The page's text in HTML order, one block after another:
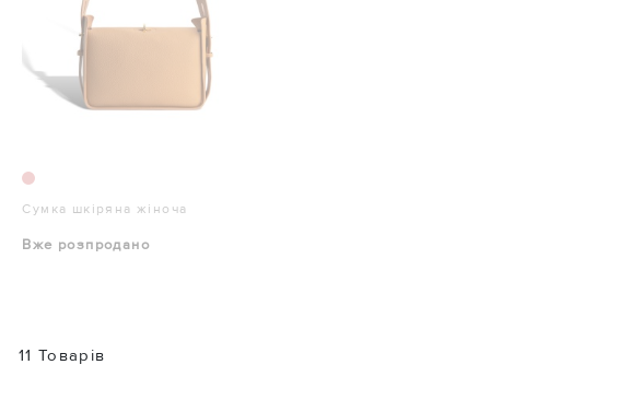
Сумка шкіряна жіноча
Вже розпродано
11 Товарів